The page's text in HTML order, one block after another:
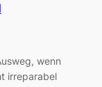
wenn
irreparabel